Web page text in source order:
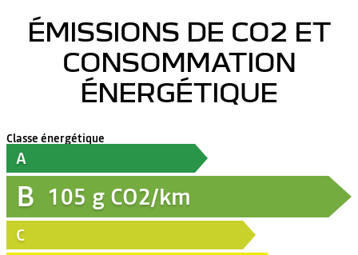
ÉMISSIONS DE CO2 ET
CONSOMMATION
ÉNERGÉTIQUE
Classe énergétique
A
B 105 g CO2/km
C